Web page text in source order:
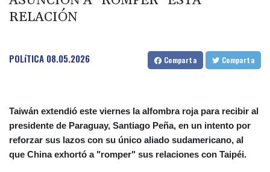
CUP 30.637594
CVE 110.26363
DOP 67.289164
DZD 152.967099
EGP 57.380687
ERN 17.342035
RELACIÓN
POLíTICA 08.05.2026 Comparta Comparta
Taiwán extendió este viernes la alfombra roja para recibir al
presidente de Paraguay, Santiago Peña, en un intento por
reforzar sus lazos con su único aliado sudamericano, al
que China exhortó a "romper" sus relaciones con Taipéi.